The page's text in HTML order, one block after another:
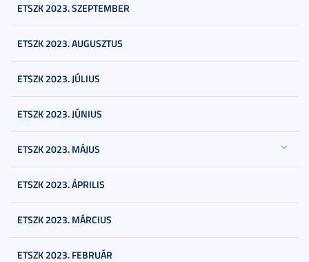
ETSZK 2023. SZEPTEMBER
ETSZK 2023. AUGUSZTUS
ETSZK 2023. JÚLIUS
ETSZK 2023. JÚNIUS
ETSZK 2023. MÁJUS
ETSZK 2023. ÁPRILIS
ETSZK 2023. MÁRCIUS
ETSZK 2023. FEBRUÁR